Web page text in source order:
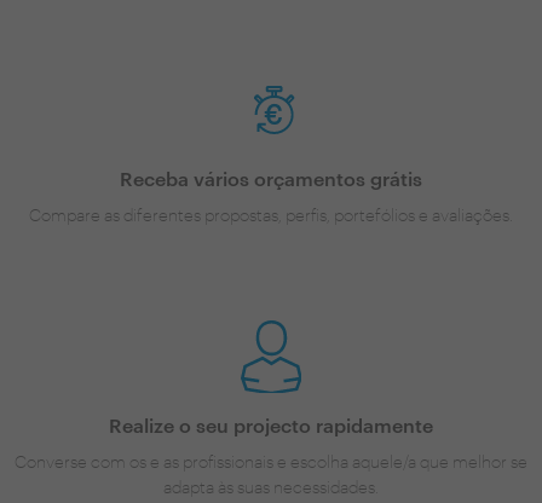
Receba vários orçamentos grátis
Compare as diferentes propostas, perfis, portefólios e avaliações.
Realize o seu projecto rapidamente
Converse com os e as profissionais e escolha aquele/a que melhor se
adapta às suas necessidades.